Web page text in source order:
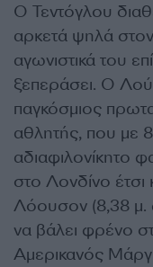
Ο Τεντόγλου
αρκετά ψηλά
αγωνιστικά του
ξεπεράσει. Ο
παγκόσμιος
αθλητής, που με
αδιαφιλονίκητο
στο Λονδίνο έτσι
Λόουσον (8,38 μ.
να βάλει φρένο
Αμερικανός